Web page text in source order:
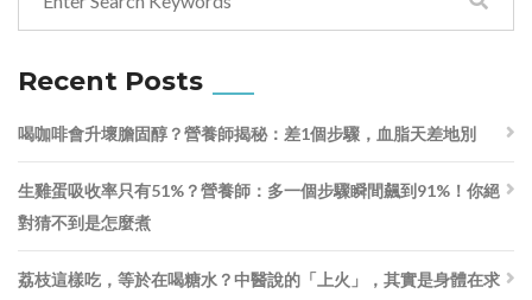
Recent Posts
喝咖啡會升壞膽固醇？營養師揭秘：差1個步驟，血脂天差地別
生雞蛋吸收率只有51%？營養師：多一個步驟瞬間飆到91%！你絕
對猜不到是怎麼煮
荔枝這樣吃，等於在喝糖水？中醫說的「上火」，其實是身體在求